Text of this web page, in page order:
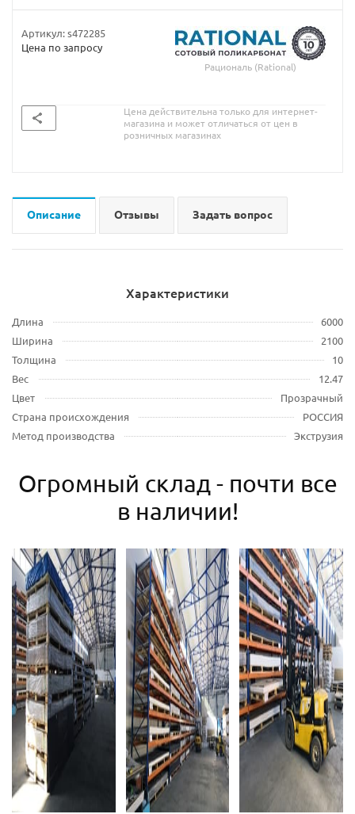
Артикул:s472285
Цена по запросу
Рациональ (Rational)
Цена действительна только для интернет-
магазина и может отличаться от цен в
розничных магазинах
Описание Отзывы Задать вопрос
Характеристики
Длина
6000
Ширина
2100
Толщина
10
Вес
12.47
Цвет
Прозрачный
Страна происхождения
РОССИЯ
Метод производства
Экструзия
Огромный склад - почти все
в наличии!